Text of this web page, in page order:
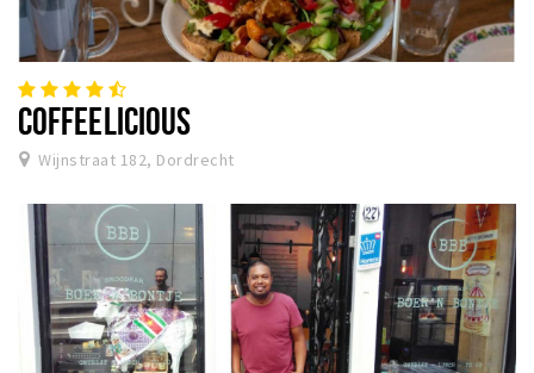
COFFEELICIOUS
Wijnstraat 182, Dordrecht